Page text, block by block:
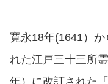
寛永18年(1641）
れた江戸三十三所
年）に改訂された